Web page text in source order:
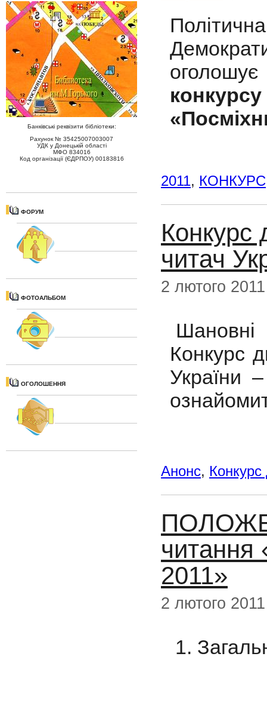
Банківські реквізити бібліотеки:
Рахунок № 35425007003007
УДК у Донецькій області
МФО 834016
Код організації (ЄДРПОУ) 00183816
ФОРУМ
ФОТОАЛЬБОМ
ОГОЛОШЕННЯ
2011, КОНКУРС
Конкурс
читач
2 лютого 2011
Шановні
Конкурс
України
Анонс, Конкурс
читання
2011»
2 лютого 2011
1.